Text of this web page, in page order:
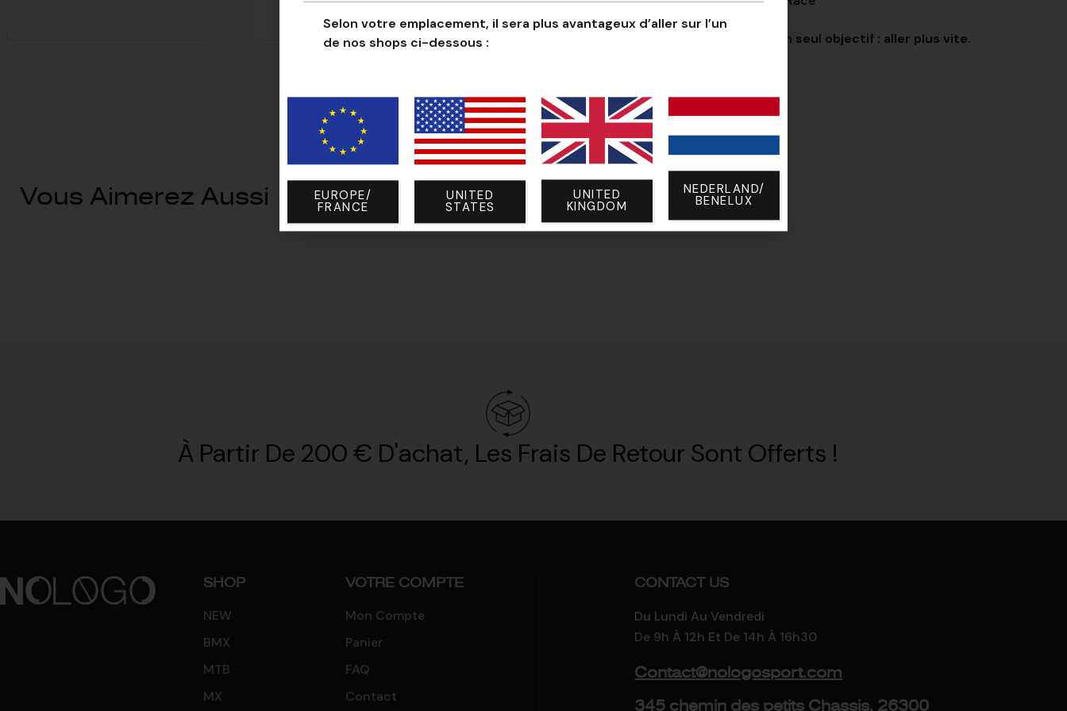
Chaque détail a été développé avec un seul objectif : aller plus vite.
Vous Aimerez Aussi
À Partir De 200 € D'achat, Les Frais De Retour Sont Offerts !
SHOP
NEW
BMX
MTB
MX
VOTRE COMPTE
Mon Compte
Panier
FAQ
Contact
CONTACT US
Du Lundi Au Vendredi
De 9h À 12h Et De 14h À 16h30
Contact@nologosport.com
345 chemin des petits Chassis, 26300
Selon votre emplacement, il sera plus avantageux d’aller sur l’un
de nos shops ci-dessous :
EUROPE/
FRANCE
UNITED
STATES
UNITED
KINGDOM
NEDERLAND/
BENELUX